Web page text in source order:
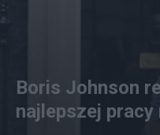
Boris Johnson
najlepszej pracy